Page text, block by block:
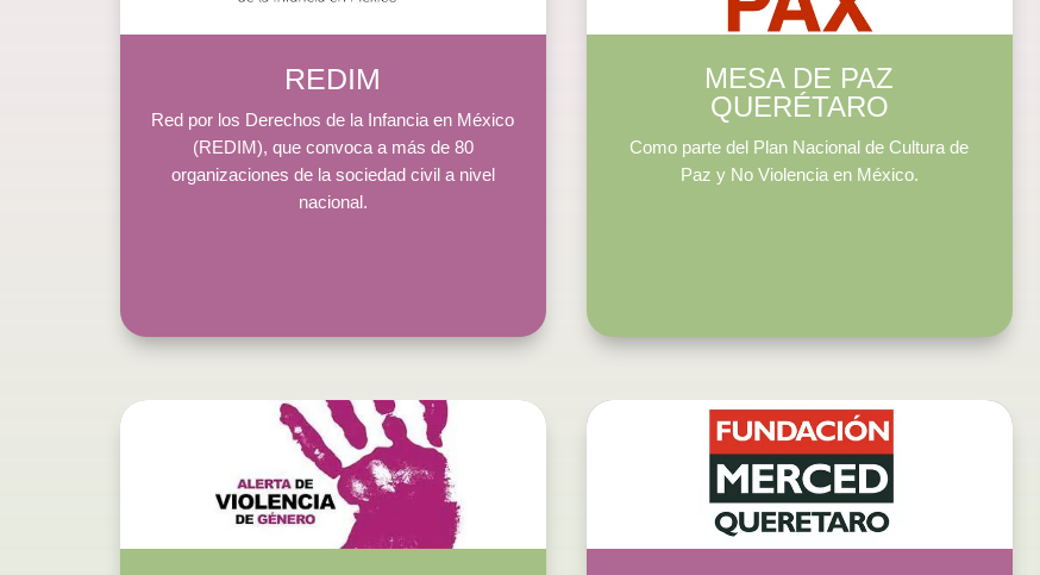
REDIM
Red por los Derechos de la Infancia en México
(REDIM), que convoca a más de 80
organizaciones de la sociedad civil a nivel
nacional.
MESA DE PAZ
QUERÉTARO
Como parte del Plan Nacional de Cultura de
Paz y No Violencia en México.